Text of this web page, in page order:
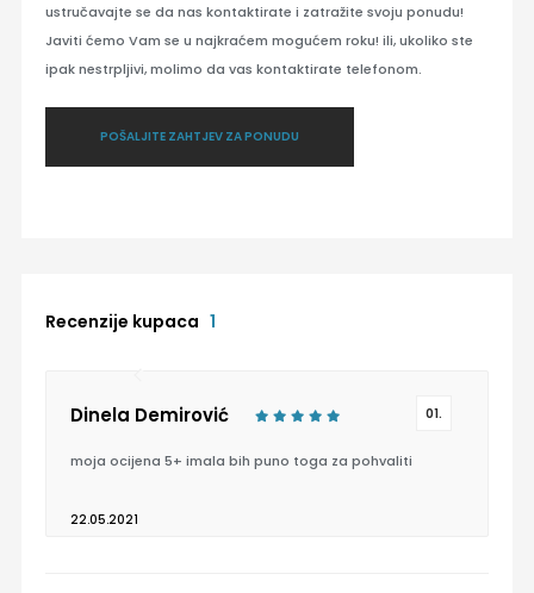
ustručavajte se da nas kontaktirate i zatražite svoju ponudu!
Javiti ćemo Vam se u najkraćem mogućem roku! ili, ukoliko ste
ipak nestrpljivi, molimo da vas kontaktirate telefonom.
POŠALJITE ZAHTJEV ZA PONUDU
Recenzije kupaca 1
Dinela Demirović 01.
moja ocijena 5+ imala bih puno toga za pohvaliti
22.05.2021